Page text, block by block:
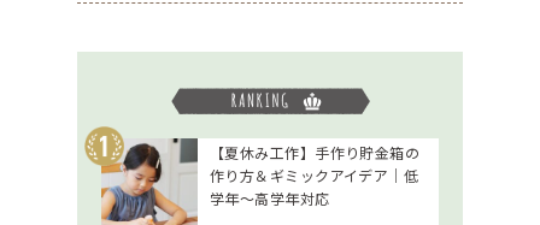
【夏休み工作】手作り貯金箱の
作り方＆ギミックアイデア｜低
学年～高学年対応